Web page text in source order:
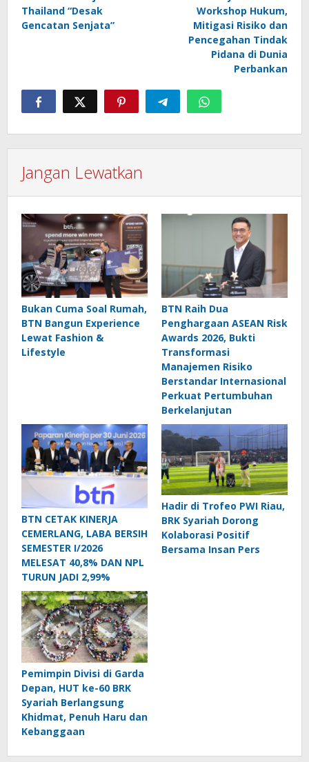
Thailand “Desak
Gencatan Senjata”
Workshop Hukum,
Mitigasi Risiko dan
Pencegahan Tindak
Pidana di Dunia
Perbankan
Jangan Lewatkan
Bukan Cuma Soal Rumah,
BTN Bangun Experience
Lewat Fashion &
Lifestyle
BTN Raih Dua
Penghargaan ASEAN Risk
Awards 2026, Bukti
Transformasi
Manajemen Risiko
Berstandar Internasional
Perkuat Pertumbuhan
Berkelanjutan
BTN CETAK KINERJA
CEMERLANG, LABA BERSIH
SEMESTER I/2026
MELESAT 40,8% DAN NPL
TURUN JADI 2,99%
Hadir di Trofeo PWI Riau,
BRK Syariah Dorong
Kolaborasi Positif
Bersama Insan Pers
Pemimpin Divisi di Garda
Depan, HUT ke-60 BRK
Syariah Berlangsung
Khidmat, Penuh Haru dan
Kebanggaan